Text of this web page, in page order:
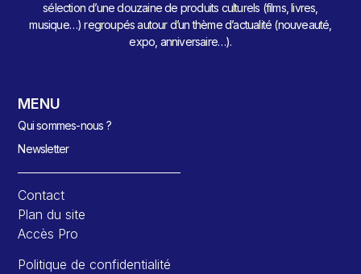
sélection d’une douzaine de produits culturels (films, livres,
musique…) regroupés autour d’un thème d’actualité (nouveauté,
expo, anniversaire…).
MENU
Qui sommes-nous ?
Newsletter
Contact
Plan du site
Accès Pro
Politique de confidentialité